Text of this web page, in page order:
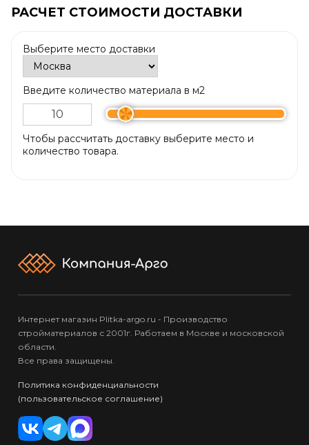
РАСЧЕТ СТОИМОСТИ ДОСТАВКИ
Выберите место доставки
Введите количество материала в м2
Чтобы рассчитать доставку выберите место и
количество товара.
Интернет магазин Plitka-argo.ru - Производство
стройматериалов с 2001г. Работаем в Москве и московской
области.
Все права защищены.
Политика конфиденциальности
(пользовательское соглашение)